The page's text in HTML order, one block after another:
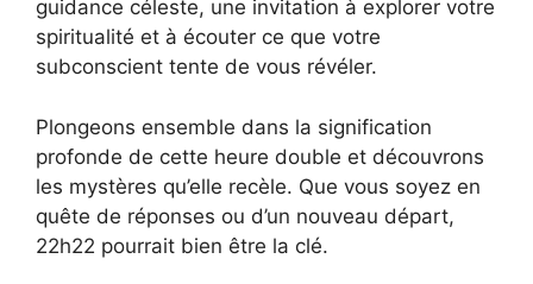
guidance céleste, une invitation à explorer votre
spiritualité et à écouter ce que votre
subconscient tente de vous révéler.
Plongeons ensemble dans la signification
profonde de cette heure double et découvrons
les mystères qu’elle recèle. Que vous soyez en
quête de réponses ou d’un nouveau départ,
22h22 pourrait bien être la clé.